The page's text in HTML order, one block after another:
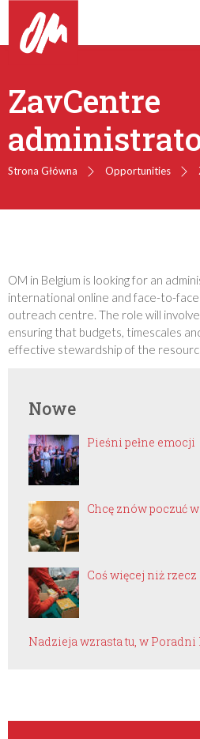
ZavCentre
Strona Główna Opportunities
OM in Belgium is looking for an
international online and face-to-
outreach centre. The role will involve
ensuring that budgets, timescales
effective stewardship of the
Nowe
Pieśni pełne emocji
Chcę znów poczuć
Coś więcej niż rzecz
Nadzieja wzrasta tu, w Poradni